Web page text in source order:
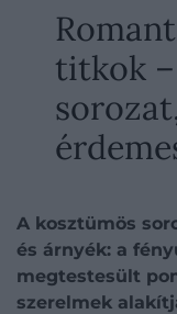
titkok
A kosztümös
és árnyék: a
megtestesült
szerelmek